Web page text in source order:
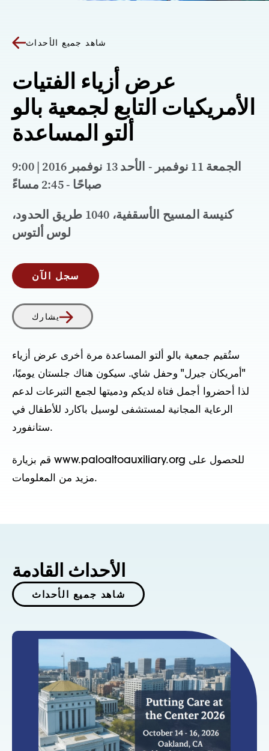
شاهد جميع الأحداث
عرض أزياء الفتيات
الأمريكيات التابع لجمعية بالو
ألتو المساعدة
الجمعة 11 نوفمبر - الأحد 13 نوفمبر 2016 | 9:00
صباحًا - 2:45 مساءً
كنيسة المسيح الأسقفية، 1040 طريق الحدود،
لوس ألتوس
سجل الآن
يشارك
ستُقيم جمعية بالو ألتو المساعدة مرة أخرى عرض أزياء
"أمريكان جيرل" وحفل شاي. سيكون هناك جلستان يوميًا،
لذا أحضروا أجمل فتاة لديكم ودميتها لجمع التبرعات لدعم
الرعاية المجانية لمستشفى لوسيل باكارد للأطفال في
ستانفورد.
قم بزيارة www.paloaltoauxiliary.org للحصول على
مزيد من المعلومات.
الأحداث القادمة
شاهد جميع الأحداث